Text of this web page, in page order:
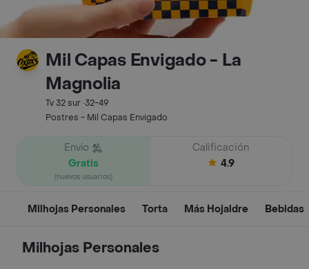
Mil Capas Envigado - La
Magnolia
Tv 32 sur ·32-49
Postres - Mil Capas Envigado
Envío
Gratis
(nuevos usuarios)
Calificación
4.9
Milhojas Personales Torta Más Hojaldre Bebidas
Milhojas Personales